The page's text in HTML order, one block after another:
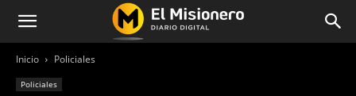
Inicio Policiales
Policiales